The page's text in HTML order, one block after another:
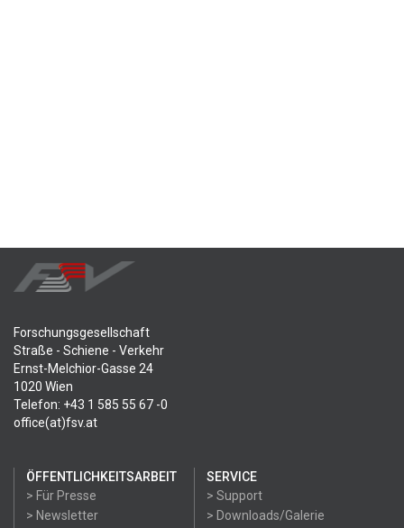
Forschungsgesellschaft
Straße - Schiene - Verkehr
Ernst-Melchior-Gasse 24
1020 Wien
Telefon: +43 1 585 55 67 -0
office(at)fsv.at
ÖFFENTLICHKEITSARBEIT
> Für Presse
> Newsletter
SERVICE
> Support
> Downloads/Galerie